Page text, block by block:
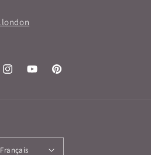
InstagramYouTubePinterest
Français